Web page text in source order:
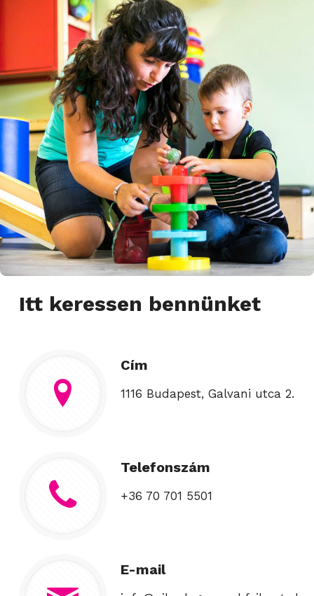
Itt keressen bennünket
Cím
1116 Budapest, Galvani utca 2.
Telefonszám
+36 70 701 5501
E-mail